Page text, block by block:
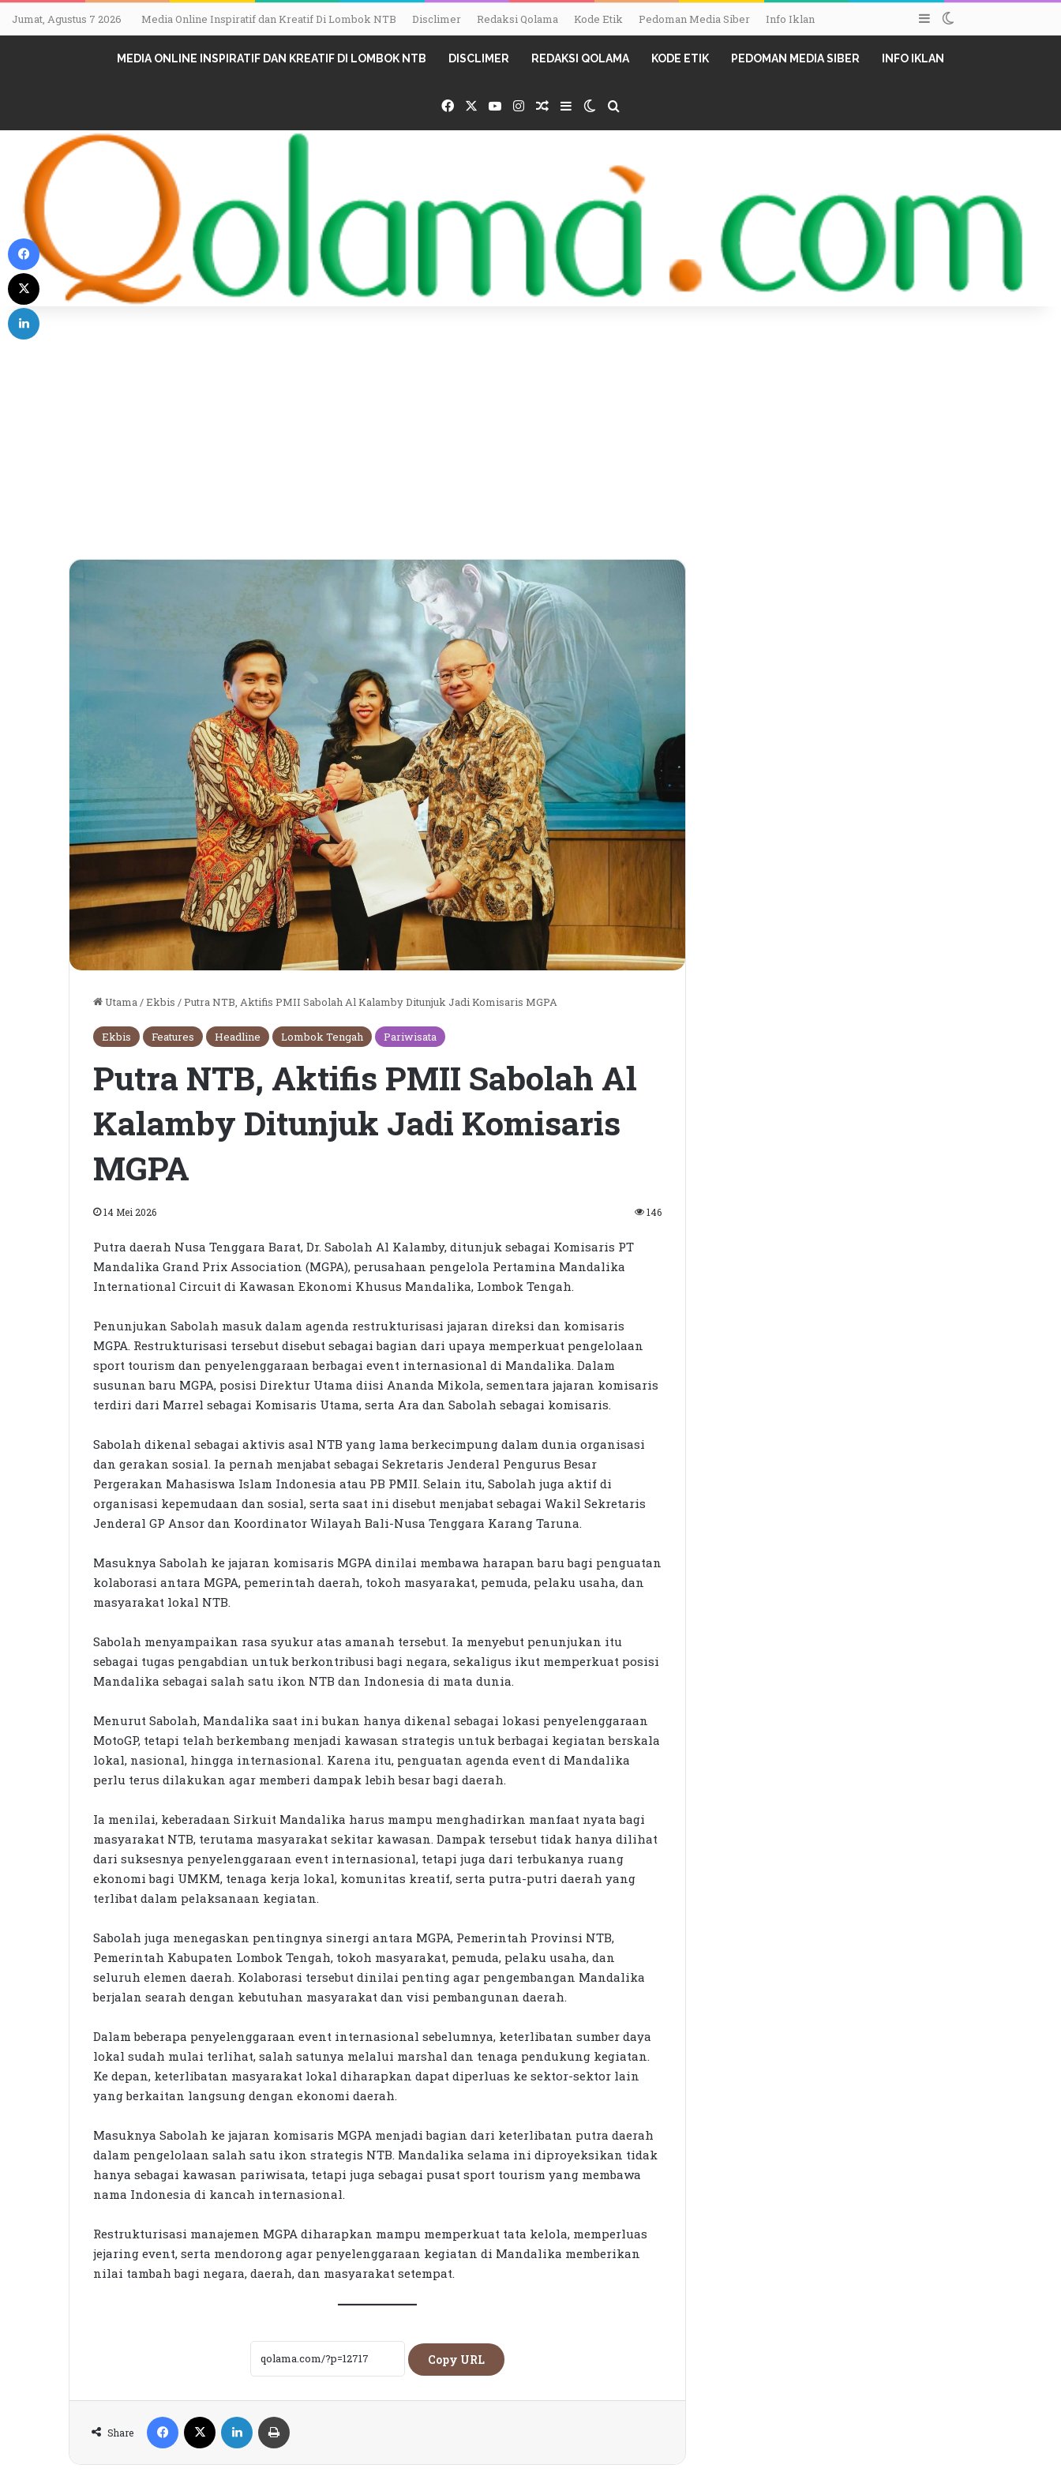
Jumat, Agustus 7 2026 Media Online Inspiratif dan Kreatif Di Lombok NTB Disclimer Redaksi Qolama Kode Etik Pedoman Media Siber Info Iklan SidebarSwitch skin
MEDIA ONLINE INSPIRATIF DAN KREATIF DI LOMBOK NTB DISCLIMER REDAKSI QOLAMA KODE ETIK PEDOMAN MEDIA SIBER INFO IKLAN
FacebookYouTubeInstagram
Random Article
SidebarSwitch skin
Utama/Ekbis /Putra NTB, Aktifis PMII Sabolah Al Kalamby Ditunjuk Jadi Komisaris MGPA
Ekbis Features Headline Lombok Tengah Pariwisata
Putra NTB, Aktifis PMII Sabolah Al
Kalamby Ditunjuk Jadi Komisaris
MGPA
14 Mei 2026 146
Putra daerah Nusa Tenggara Barat, Dr. Sabolah Al Kalamby, ditunjuk sebagai Komisaris PT
Mandalika Grand Prix Association (MGPA), perusahaan pengelola Pertamina Mandalika
International Circuit di Kawasan Ekonomi Khusus Mandalika, Lombok Tengah.
Penunjukan Sabolah masuk dalam agenda restrukturisasi jajaran direksi dan komisaris
MGPA. Restrukturisasi tersebut disebut sebagai bagian dari upaya memperkuat pengelolaan
sport tourism dan penyelenggaraan berbagai event internasional di Mandalika. Dalam
susunan baru MGPA, posisi Direktur Utama diisi Ananda Mikola, sementara jajaran komisaris
terdiri dari Marrel sebagai Komisaris Utama, serta Ara dan Sabolah sebagai komisaris.
Sabolah dikenal sebagai aktivis asal NTB yang lama berkecimpung dalam dunia organisasi
dan gerakan sosial. Ia pernah menjabat sebagai Sekretaris Jenderal Pengurus Besar
Pergerakan Mahasiswa Islam Indonesia atau PB PMII. Selain itu, Sabolah juga aktif di
organisasi kepemudaan dan sosial, serta saat ini disebut menjabat sebagai Wakil Sekretaris
Jenderal GP Ansor dan Koordinator Wilayah Bali-Nusa Tenggara Karang Taruna.
Masuknya Sabolah ke jajaran komisaris MGPA dinilai membawa harapan baru bagi penguatan
kolaborasi antara MGPA, pemerintah daerah, tokoh masyarakat, pemuda, pelaku usaha, dan
masyarakat lokal NTB.
Sabolah menyampaikan rasa syukur atas amanah tersebut. Ia menyebut penunjukan itu
sebagai tugas pengabdian untuk berkontribusi bagi negara, sekaligus ikut memperkuat posisi
Mandalika sebagai salah satu ikon NTB dan Indonesia di mata dunia.
Menurut Sabolah, Mandalika saat ini bukan hanya dikenal sebagai lokasi penyelenggaraan
MotoGP, tetapi telah berkembang menjadi kawasan strategis untuk berbagai kegiatan berskala
lokal, nasional, hingga internasional. Karena itu, penguatan agenda event di Mandalika
perlu terus dilakukan agar memberi dampak lebih besar bagi daerah.
Ia menilai, keberadaan Sirkuit Mandalika harus mampu menghadirkan manfaat nyata bagi
masyarakat NTB, terutama masyarakat sekitar kawasan. Dampak tersebut tidak hanya dilihat
dari suksesnya penyelenggaraan event internasional, tetapi juga dari terbukanya ruang
ekonomi bagi UMKM, tenaga kerja lokal, komunitas kreatif, serta putra-putri daerah yang
terlibat dalam pelaksanaan kegiatan.
Sabolah juga menegaskan pentingnya sinergi antara MGPA, Pemerintah Provinsi NTB,
Pemerintah Kabupaten Lombok Tengah, tokoh masyarakat, pemuda, pelaku usaha, dan
seluruh elemen daerah. Kolaborasi tersebut dinilai penting agar pengembangan Mandalika
berjalan searah dengan kebutuhan masyarakat dan visi pembangunan daerah.
Dalam beberapa penyelenggaraan event internasional sebelumnya, keterlibatan sumber daya
lokal sudah mulai terlihat, salah satunya melalui marshal dan tenaga pendukung kegiatan.
Ke depan, keterlibatan masyarakat lokal diharapkan dapat diperluas ke sektor-sektor lain
yang berkaitan langsung dengan ekonomi daerah.
Masuknya Sabolah ke jajaran komisaris MGPA menjadi bagian dari keterlibatan putra daerah
dalam pengelolaan salah satu ikon strategis NTB. Mandalika selama ini diproyeksikan tidak
hanya sebagai kawasan pariwisata, tetapi juga sebagai pusat sport tourism yang membawa
nama Indonesia di kancah internasional.
Restrukturisasi manajemen MGPA diharapkan mampu memperkuat tata kelola, memperluas
jejaring event, serta mendorong agar penyelenggaraan kegiatan di Mandalika memberikan
nilai tambah bagi negara, daerah, dan masyarakat setempat.
Copy URL
Share
Facebook LinkedIn
KPK Periksa Sumiatun, Dugaan
Rumah Bertingkat Dapat Beras,
Warga Miskin Tak Dapat PKH:
Tahun Ini Bisa Lebih
Siswi SMK Islam Sirajul Huda Raih
Facebook
LinkedIn